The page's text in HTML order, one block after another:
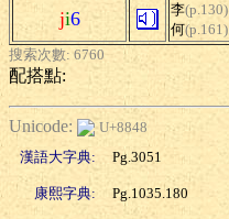
ji6 李(p.130)
何(p.161)
搜索次數: 6760
配搭點:
Unicode:
U+8848
漢語大字典:
Pg.3051
康熙字典: Pg.1035.180